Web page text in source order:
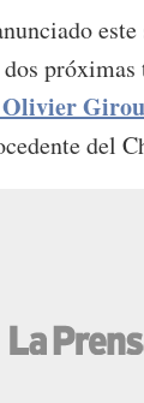
próximas
Olivier
del